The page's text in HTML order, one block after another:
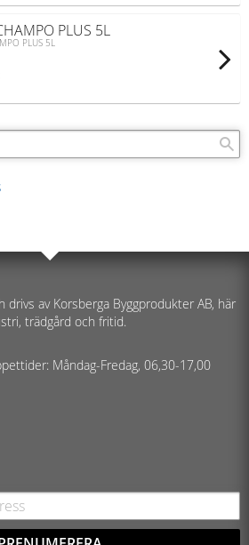
PLUS 5L
PLUS 5L
drivs av Korsberga Byggprodukter AB, här
trädgård och fritid.
Måndag-Fredag, 06,30-17,00